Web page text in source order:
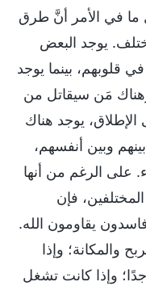
ما في الأمر أنَّ طرق
يوجد البعض
قلوبهم، بينما يوجد
مَن سيقاتل من
يوجد هناك
وبين أنفسهم،
على الرغم من أنها
فإن
يقاومون الله.
والمكانة؛ وإذا
وإذا كانت تشغل